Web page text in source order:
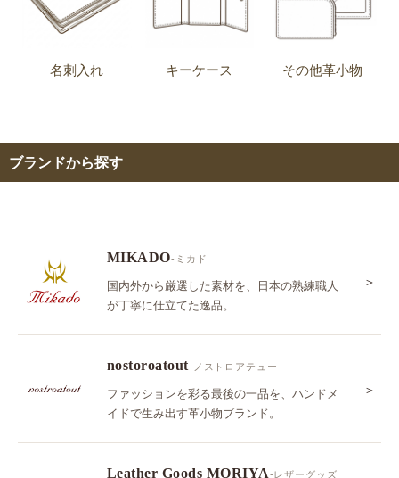
名刺入れ キーケース その他革小物
ブランドから探す
MIKADO-ミカド
国内外から厳選した素材を、日本の熟練職人
が丁寧に仕立てた逸品。
＞
nostoroatout-ノストロアテュー
ファッションを彩る最後の一品を、ハンドメ
イドで生み出す革小物ブランド。
＞
Leather Goods MORIYA-レザーグッズ